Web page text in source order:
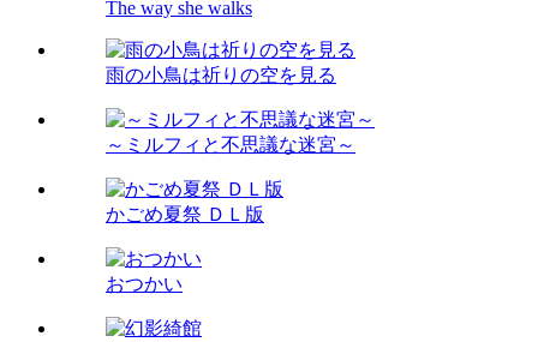
The way she walks
雨の小鳥は祈りの空を見る
～ミルフィと不思議な迷宮～
かごめ夏祭 ＤＬ版
おつかい